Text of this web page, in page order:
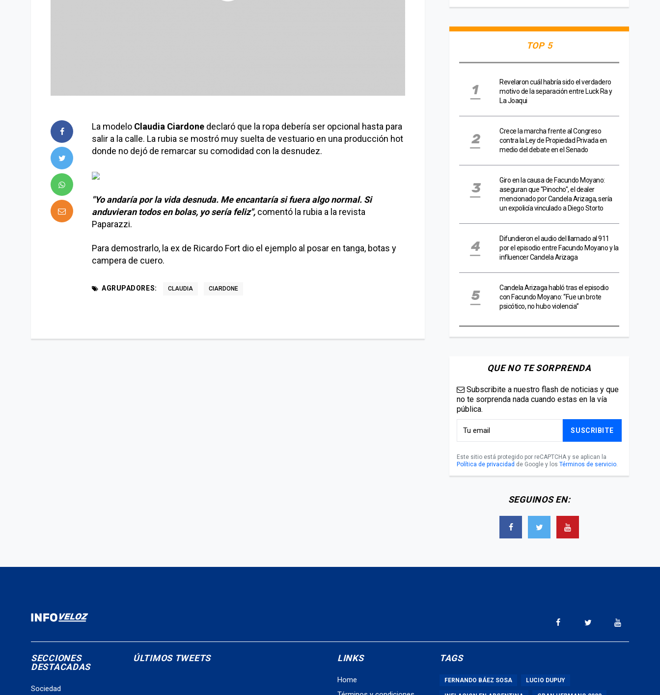
La modelo Claudia Ciardone declaró que la ropa debería ser opcional hasta para
salir a la calle. La rubia se mostró muy suelta de vestuario en una producción hot
donde no dejó de remarcar su comodidad con la desnudez.
"Yo andaría por la vida desnuda. Me encantaría si fuera algo normal. Si
anduvieran todos en bolas, yo sería feliz", comentó la rubia a la revista
Paparazzi.
Para demostrarlo, la ex de Ricardo Fort dio el ejemplo al posar en tanga, botas y
campera de cuero.
AGRUPADORES: CLAUDIA CIARDONE
TOP 5
Revelaron cuál habría sido el verdadero
motivo de la separación entre Luck Ra y
La Joaqui
Crece la marcha frente al Congreso
contra la Ley de Propiedad Privada en
medio del debate en el Senado
Giro en la causa de Facundo Moyano:
aseguran que "Pinocho", el dealer
mencionado por Candela Arizaga, sería
un expolicía vinculado a Diego Storto
Difundieron el audio del llamado al 911
por el episodio entre Facundo Moyano y la
influencer Candela Arizaga
Candela Arizaga habló tras el episodio
con Facundo Moyano: “Fue un brote
psicótico, no hubo violencia”
QUE NO TE SORPRENDA
Subscribite a nuestro flash de noticias y que
no te sorprenda nada cuando estas en la vía
pública.
SUSCRIBITE
Este sitio está protegido por reCAPTCHA y se aplican la
Política de privacidad de Google y los Términos de servicio.
SEGUINOS EN:
SECCIONES
DESTACADAS
Sociedad
ÚLTIMOS TWEETS LINKS
Home
TAGS
FERNANDO BÁEZ SOSA LUCIO DUPUY